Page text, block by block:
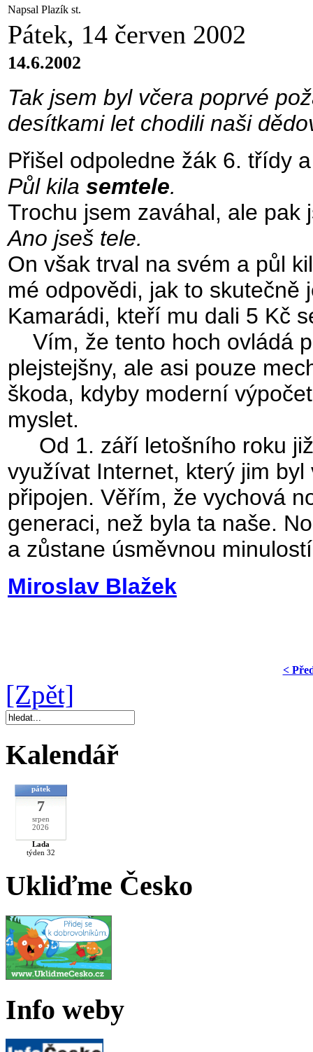
Napsal Plazík st.
Pátek, 14 červen 2002
14.6.2002
Tak jsem byl včera poprvé
desítkami let chodili naši
Přišel odpoledne žák 6. třídy
Půl kila semtele.
Trochu jsem zaváhal, ale pak
Ano jseš tele.
On však trval na svém a půl
mé odpovědi, jak to skutečně
Kamarádi, kteří mu dali 5 Kč
Vím, že tento hoch ovládá
plejstejšny, ale asi pouze
škoda, kdyby moderní
myslet.
Od 1. září letošního roku
využívat Internet, který jim
připojen. Věřím, že vychová
generaci, než byla ta naše.
a zůstane úsměvnou
Miroslav Blažek
<
[Zpět]
Kalendář
pátek
7
srpen
2026
Lada
týden 32
Ukliďme Česko
Info weby